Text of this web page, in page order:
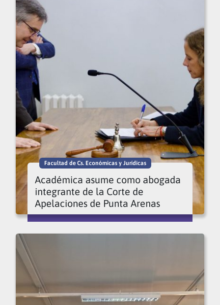
Facultad de Cs. Económicas y Jurídicas
Académica asume como abogada
integrante de la Corte de
Apelaciones de Punta Arenas